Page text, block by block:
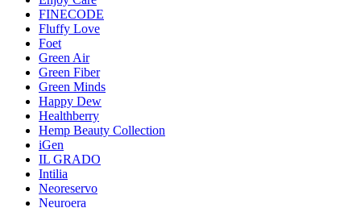
FINECODE
Fluffy Love
Foet
Green Air
Green Fiber
Green Minds
Happy Dew
Healthberry
Hemp Beauty Collection
iGen
IL GRADO
Intilia
Neoreservo
Neuroera